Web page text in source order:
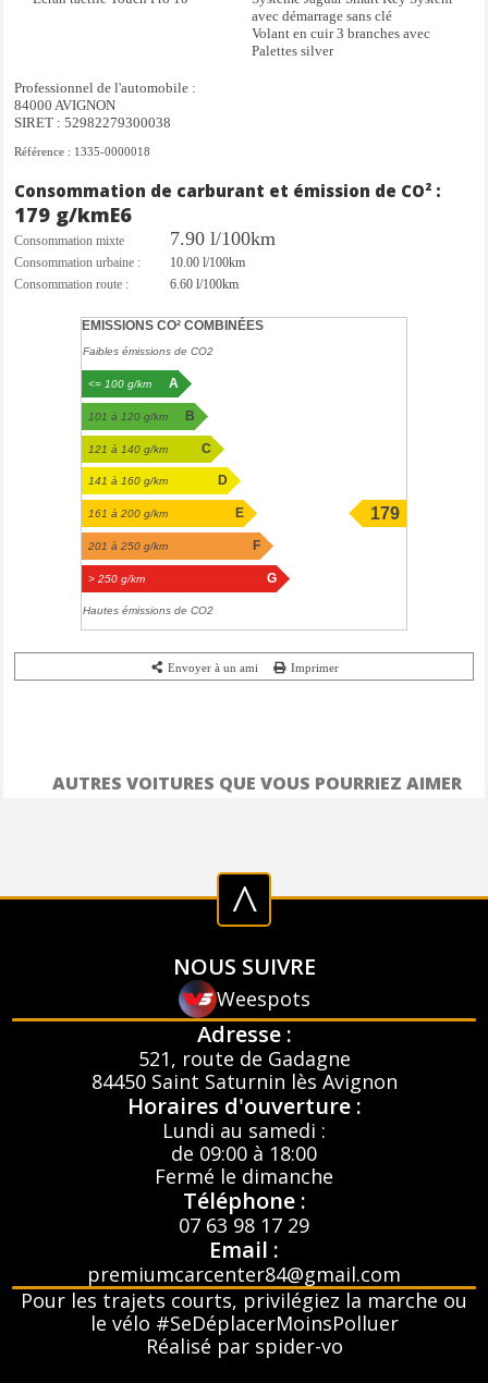
avec démarrage sans clé
Volant en cuir 3 branches avec
Palettes silver
Professionnel de l'automobile :
84000 AVIGNON
SIRET : 52982279300038
Référence : 1335-0000018
Consommation de carburant et émission de CO² :
179 g/kmE6
Consommation mixte 7.90 l/100km
Consommation urbaine :
10.00 l/100km
Consommation route :
6.60 l/100km
EMISSIONS CO² COMBINÉES
Faibles émissions de CO2
<= 100 g/km A
101 à 120 g/km B
121 à 140 g/km C
141 à 160 g/km D
161 à 200 g/km E
179
201 à 250 g/km F
> 250 g/km G
Hautes émissions de CO2
Envoyer à un ami Imprimer
AUTRES VOITURES QUE VOUS POURRIEZ AIMER
^
NOUS SUIVRE
Weespots
Adresse :
521, route de Gadagne
84450 Saint Saturnin lès Avignon
Horaires d'ouverture :
Lundi au samedi :
de 09:00 à 18:00
Fermé le dimanche
Téléphone :
07 63 98 17 29
Email :
premiumcarcenter84@gmail.com
Pour les trajets courts, privilégiez la marche ou
le vélo #SeDéplacerMoinsPolluer
Réalisé par spider-vo